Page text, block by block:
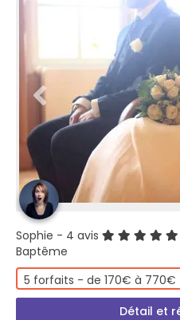
Sophie - 4 avis
Baptême
5 forfaits - de 170€ à 770€
Détail et